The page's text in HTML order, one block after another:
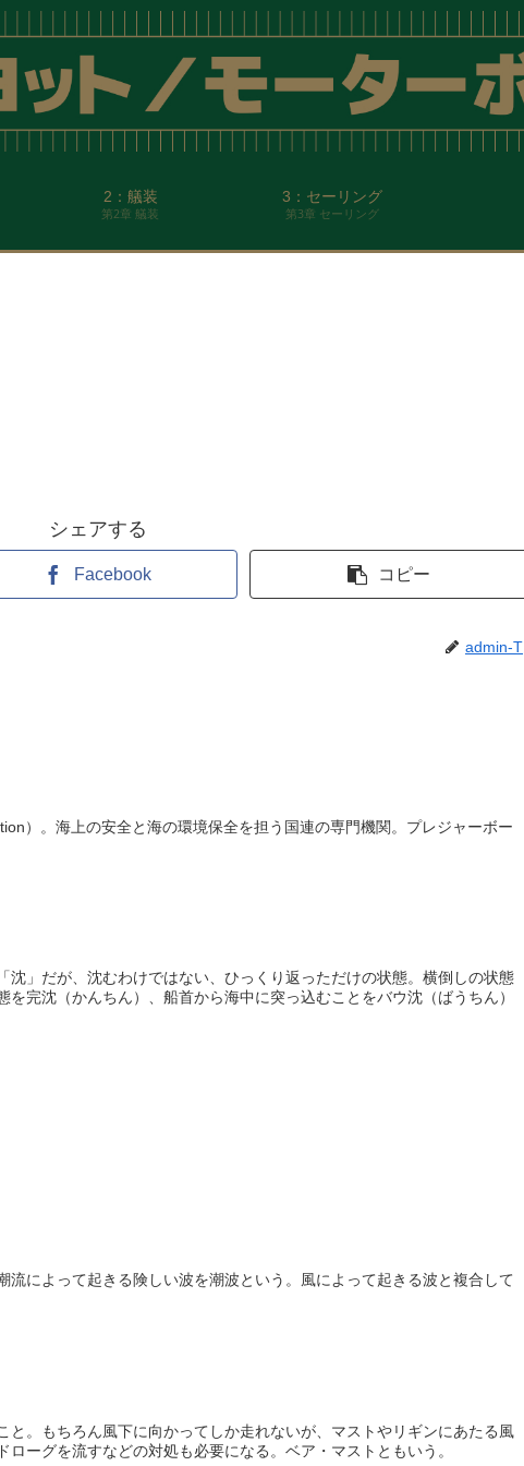
2：艤装
第2章 艤装
3：セーリング
第3章 セーリング
シェアする
Facebook コピー
admin-T
）。海上の安全と海の環境保全を担う国連の専門機関。プレジャーボー
沈」だが、沈むわけではない、ひっくり返っただけの状態。横倒しの状態
完沈（かんちん）、船首から海中に突っ込むことをバウ沈（ばうちん）
によって起きる険しい波を潮波という。風によって起きる波と複合して
と。もちろん風下に向かってしか走れないが、マストやリギンにあたる風
ーグを流すなどの対処も必要になる。ベア・マストともいう。